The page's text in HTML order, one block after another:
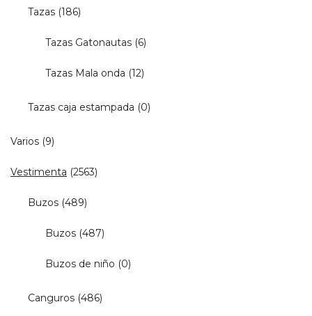
Tazas (186)
Tazas Gatonautas (6)
Tazas Mala onda (12)
Tazas caja estampada (0)
Varios (9)
Vestimenta (2563)
Buzos (489)
Buzos (487)
Buzos de niño (0)
Canguros (486)